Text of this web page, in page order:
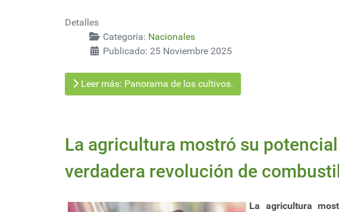
Detalles
Categoría: Nacionales
Publicado: 25 Noviembre 2025
Leer más: Panorama de los cultivos.
La agricultura mostró su
verdadera revolución de
La agricultura